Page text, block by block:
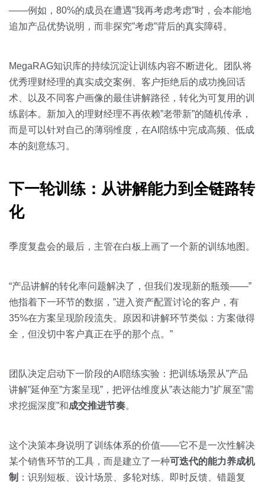
——例如，80%的成员在遭遇”我再考虑考虑”时，会本能地
追加产品优势说明，而非探究”考虑”背后的真实障碍。
MegaRAG知识库的持续沉淀让训练内容不断进化。团队将
优秀理财经理的真实成交案例、客户拒绝后的成功挽回话
术、以及不同客户画像的最佳讲解路径，转化为可复用的训
练剧本。新加入的理财经理不再依赖”老带新”的随机传承，
而是可以针对自己的薄弱维度，在AI陪练中完成高频、低成
本的刻意练习。
下一轮训练：从讲解能力到全链路转
化
季度复盘会的最后，主管在白板上画了一个新的训练地图。
“产品讲解的转化率问题解决了，但我们发现新的瓶颈——”
他指着下一环节的数据，”进入资产配置讨论的客户，有
35%在方案呈现阶段流失。原因和讲解环节类似：方案做得
全，但没切中客户真正在乎的那个点。”
团队决定启动下一阶段的AI陪练实验：把训练场景从”产品
讲解”延伸至”方案呈现”，把评估维度从”表达能力”扩展至”需
求挖掘深度”和成交推进节奏。
这个决策本身说明了训练体系的价值——它不是一次性解决
某个销售环节的工具，而是建立了一种可迭代的能力养成机
制 ：识别短板、设计场景、多轮对练、即时反馈、错题复